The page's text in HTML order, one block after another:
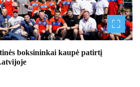
boksininkai kaupė patirtį